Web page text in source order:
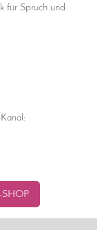
für Spruch und